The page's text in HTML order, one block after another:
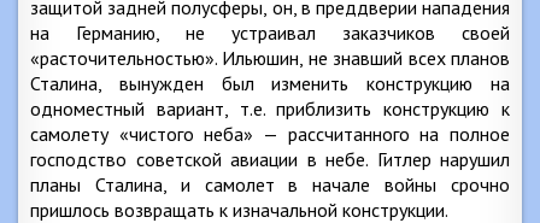
защитой задней полусферы, он, в преддверии нападения
на Германию, не устраивал заказчиков своей
«расточительностью». Ильюшин, не знавший всех планов
Сталина, вынужден был изменить конструкцию на
одноместный вариант, т.е. приблизить конструкцию к
самолету «чистого неба» — рассчитанного на полное
господство советской авиации в небе. Гитлер нарушил
планы Сталина, и самолет в начале войны срочно
пришлось возвращать к изначальной конструкции.